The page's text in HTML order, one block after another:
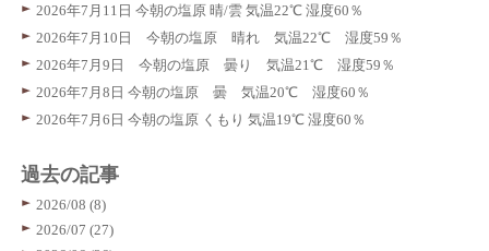
2026年7月11日 今朝の塩原 晴/雲 気温22℃ 湿度60％
2026年7月10日 今朝の塩原 晴れ 気温22℃ 湿度59％
2026年7月9日 今朝の塩原 曇り 気温21℃ 湿度59％
2026年7月8日 今朝の塩原 曇 気温20℃ 湿度60％
2026年7月6日 今朝の塩原 くもり 気温19℃ 湿度60％
過去の記事
2026/08 (8)
2026/07 (27)